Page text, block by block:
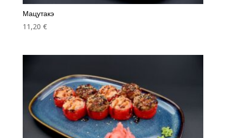
Мацутакэ
11,20€